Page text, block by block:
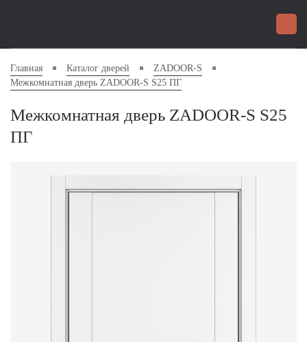
Главная Каталог дверей
ZADOOR-S
Межкомнатная дверь ZADOOR-S S25 ПГ
Межкомнатная дверь ZADOOR-S S25
ПГ